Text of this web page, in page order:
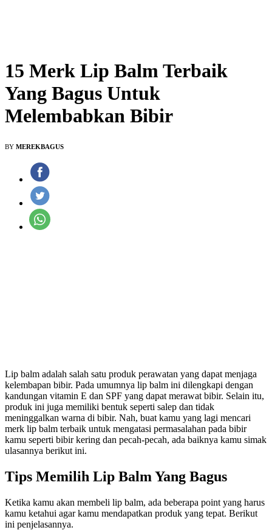
15 Merk Lip Balm Terbaik
Yang Bagus Untuk
Melembabkan Bibir
BY MEREKBAGUS
Lip balm adalah salah satu produk perawatan yang dapat menjaga
kelembapan bibir. Pada umumnya lip balm ini dilengkapi dengan
kandungan vitamin E dan SPF yang dapat merawat bibir. Selain itu,
produk ini juga memiliki bentuk seperti salep dan tidak
meninggalkan warna di bibir. Nah, buat kamu yang lagi mencari
merk lip balm terbaik untuk mengatasi permasalahan pada bibir
kamu seperti bibir kering dan pecah-pecah, ada baiknya kamu simak
ulasannya berikut ini.
Tips Memilih Lip Balm Yang Bagus
Ketika kamu akan membeli lip balm, ada beberapa point yang harus
kamu ketahui agar kamu mendapatkan produk yang tepat. Berikut
ini penjelasannya.